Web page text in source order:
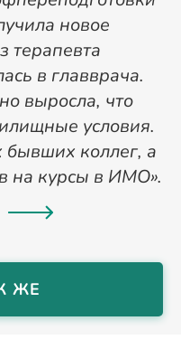
новое
терапевта
в главврача.
выросла, что
условия.
бывших коллег, а
на курсы в ИМО».
ЖЕ